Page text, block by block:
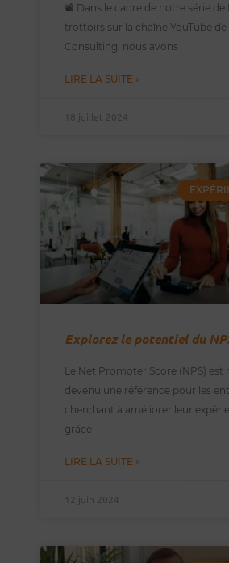
📽️ Dans le cadre de notre série de
trottoirs sur la chaîne YouTube de
Consulting, nous avons
LIRE LA SUITE »
18 juillet 2024
Explorez le potentiel du
Le Net Promoter Score (NPS) est
devenu une référence pour les
cherchant à améliorer leur
grâce
LIRE LA SUITE »
12 juin 2024